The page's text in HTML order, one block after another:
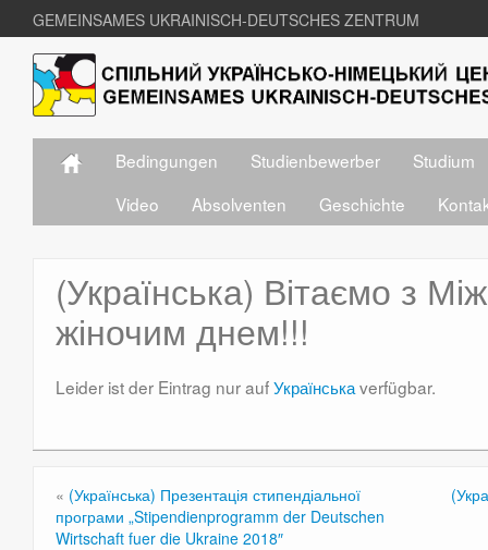
GEMEINSAMES UKRAINISCH-DEUTSCHES ZENTRUM
Bedingungen Studienbewerber
Studium
Video
Absolventen Geschichte
(Українська) Вітаємо з
жіночим днем!!!
Leider ist der Eintrag nur aufУкраїнськаverfügbar.
« (Українська) Презентація стипендіальної
програми „Stipendienprogramm der Deutschen
Wirtschaft fuer die Ukraine 2018″